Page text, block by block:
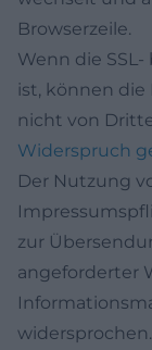
Browserzeile.
Wenn die
ist, können
nicht von
Widerspruch
Der Nutzung
zur
angeforderter